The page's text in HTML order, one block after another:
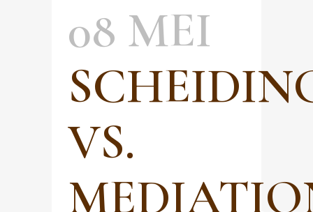
08 MEI
VS.